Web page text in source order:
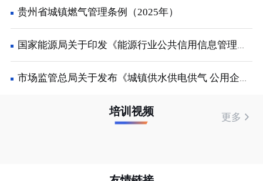
贵州省城镇燃气管理条例（2025年）
国家能源局关于印发《能源行业公共信用信息管理办法的通知
市场监管总局关于发布《城镇供水供电供气 公用企业价格行为合规指南》的公告
培训视频 更多